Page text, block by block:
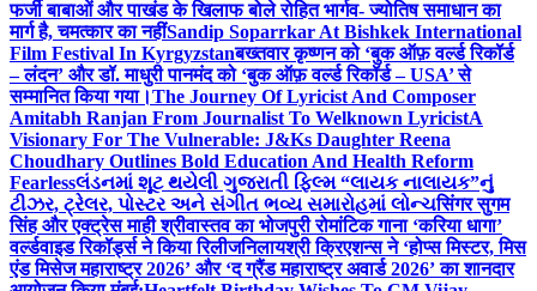
फर्जी बाबाओं और पाखंड के खिलाफ बोले रोहित भार्गव- ज्योतिष समाधान का
मार्ग है, चमत्कार का नहींSandip Soparrkar At Bishkek International
Film Festival In Kyrgyzstanबख्तवार कृष्णन को ‘बुक ऑफ़ वर्ल्ड रिकॉर्ड
– लंदन’ और डॉ. माधुरी पानमंद को ‘बुक ऑफ़ वर्ल्ड रिकॉर्ड – USA’ से
सम्मानित किया गया।The Journey Of Lyricist And Composer
Amitabh Ranjan From Journalist To Welknown LyricistA
Visionary For The Vulnerable: J&Ks Daughter Reena
Choudhary Outlines Bold Education And Health Reform
Fearlessલંડનમાં શૂટ થયેલી ગુજરાતી ફિલ્મ “લાયક નાલાયક”નું
ટીઝર, ટ્રેલર, પોસ્ટર અને સંગીત ભવ્ય સમારોહમાં લોન્ચसिंगर सुगम
सिंह और एक्ट्रेस माही श्रीवास्तव का भोजपुरी रोमांटिक गाना ‘करिया धागा’
वर्ल्डवाइड रिकॉर्ड्स ने किया रिलीजनिलायश्री क्रिएशन्स ने ‘होप्स मिस्टर, मिस
एंड मिसेज महाराष्ट्र 2026’ और ‘द ग्रैंड महाराष्ट्र अवार्ड 2026’ का शानदार